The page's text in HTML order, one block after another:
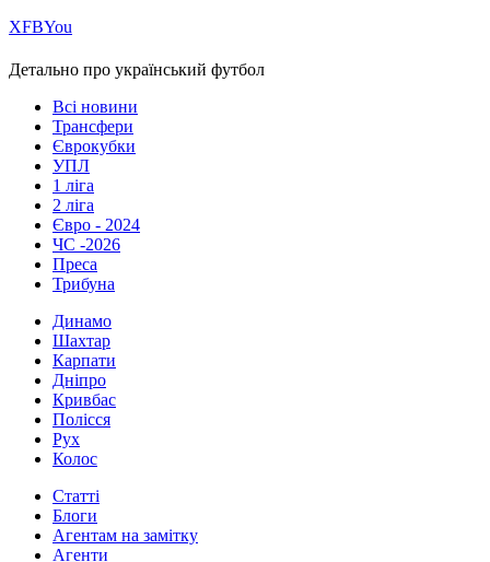
ХFBYou
Детально про український футбол
Всі новини
Трансфери
Єврокубки
УПЛ
1 ліга
2 ліга
Євро - 2024
ЧС -2026
Преса
Трибуна
Динамо
Шахтар
Карпати
Дніпро
Кривбас
Полісся
Рух
Колос
Статті
Блоги
Агентам на замітку
Агенти